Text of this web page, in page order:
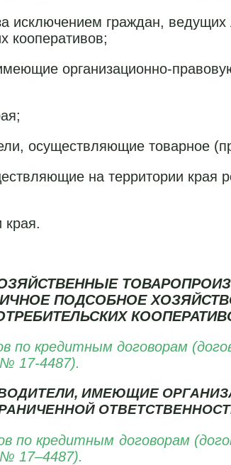
исключением граждан,
кооперативов;
организационно-
осуществляющие товарное
на территории края
края.
ПОДСОБНОЕ
кредитным договорам
17-4487).
ИМЕЮЩИЕ
кредитным договорам
17–4487).